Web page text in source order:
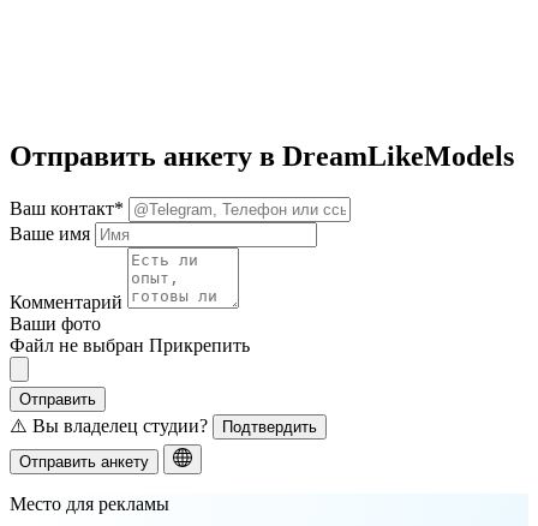
Отправить анкету в DreamLikeModels
Ваш контакт*
Ваше имя
Комментарий
Ваши фото
Файл не выбран Прикрепить
Отправить
⚠️ Вы владелец студии?
Подтвердить
Отправить анкету
Место для рекламы